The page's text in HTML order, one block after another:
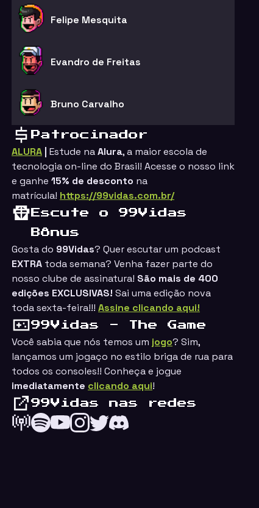
Felipe Mesquita
Evandro de Freitas
Bruno Carvalho
Patrocinador
ALURA | Estude naAlura, a maior escola de
tecnologia on-line do Brasil! Acesse o nosso link
e ganhe 15% de desconto na
matrícula! https://99vidas.com.br/
Escute o 99Vidas
Bônus
Gosta do 99Vidas? Quer escutar um podcast
EXTRA toda semana? Venha fazer parte do
nosso clube de assinatura! São mais de 400
edições EXCLUSIVAS! Sai uma edição nova
toda sexta-feira!!! Assine clicando aqui!
99Vidas - The Game
Você sabia que nós temos um jogo? Sim,
lançamos um jogaço no estilo briga de rua para
todos os consoles!! Conheça e jogue
imediatamente clicando aqui!
99Vidas nas redes